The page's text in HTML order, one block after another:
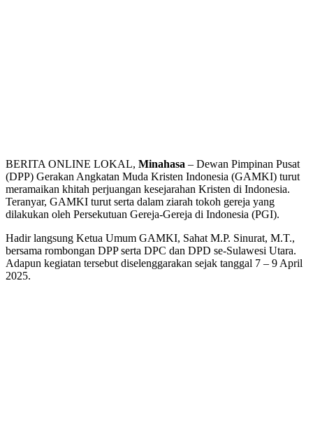
BERITA ONLINE LOKAL, Minahasa – Dewan Pimpinan Pusat
(DPP) Gerakan Angkatan Muda Kristen Indonesia (GAMKI) turut
meramaikan khitah perjuangan kesejarahan Kristen di Indonesia.
Teranyar, GAMKI turut serta dalam ziarah tokoh gereja yang
dilakukan oleh Persekutuan Gereja-Gereja di Indonesia (PGI).
Hadir langsung Ketua Umum GAMKI, Sahat M.P. Sinurat, M.T.,
bersama rombongan DPP serta DPC dan DPD se-Sulawesi Utara.
Adapun kegiatan tersebut diselenggarakan sejak tanggal 7 – 9 April
2025.